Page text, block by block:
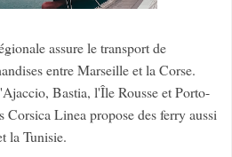
assure le transport de
entre Marseille et la Corse.
Bastia, l'Île Rousse et Porto-
Corsica Linea propose des ferry aussi
la Tunisie.